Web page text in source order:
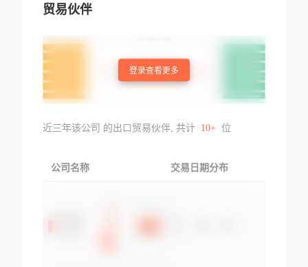
贸易伙伴
登录查看更多
近三年该公司 的出口贸易伙伴, 共计 10+ 位
公司名称 交易日期分布